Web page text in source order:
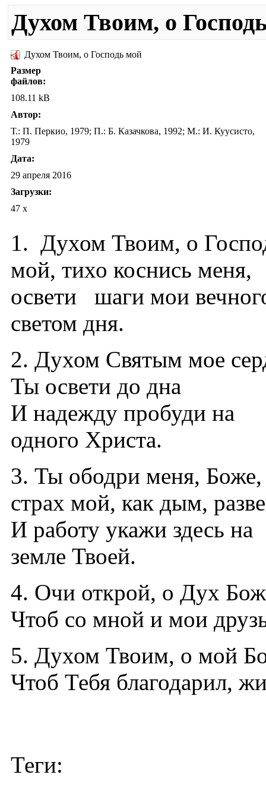
Духом Твоим, о
Духом Твоим, о Господь мой
Размер
файлов:
108.11 kB
Автор:
Т.: П. Перкио, 1979; П.: Б. Казачкова, 1992; М.: И. Куусисто,
1979
Дата:
29 апреля 2016
Загрузки:
47 x
1. Духом Твоим, о
мой, тихо коснись меня,
освети шаги мои
светом дня.
2. Духом Святым мое
Ты освети до дна
И надежду пробуди на
одного Христа.
3. Ты ободри меня, Боже,
страх мой, как дым,
И работу укажи здесь на
земле Твоей.
4. Очи открой, о Дух
Чтоб со мной и мои
5. Духом Твоим, о мой
Чтоб Тебя благодарил,
Теги: